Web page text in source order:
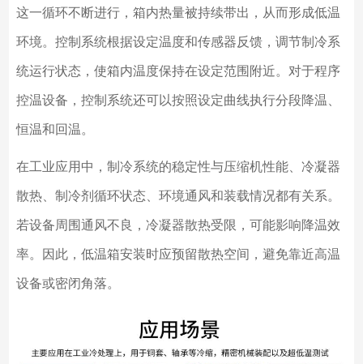
这一循环不断进行，箱内热量被持续带出，从而形成低温
环境。控制系统根据设定温度和传感器反馈，调节制冷系
统运行状态，使箱内温度保持在设定范围附近。对于程序
控温设备，控制系统还可以按照设定曲线执行分段降温、
恒温和回温。
在工业应用中，制冷系统的稳定性与压缩机性能、冷凝器
散热、制冷剂循环状态、环境通风和装载情况都有关系。
若设备周围通风不良，冷凝器散热受限，可能影响降温效
率。因此，低温箱安装时应预留散热空间，避免靠近高温
设备或密闭角落。